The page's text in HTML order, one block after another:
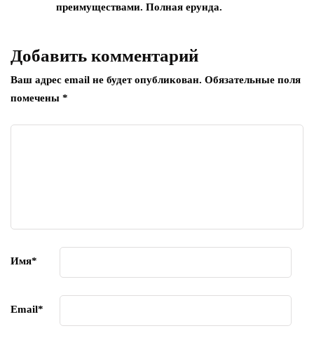
преимуществами. Полная ерунда.
Добавить комментарий
Ваш адрес email не будет опубликован. Обязательные поля
помечены *
Имя*
Email*